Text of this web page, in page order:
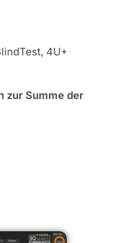
4U+
zur Summe der